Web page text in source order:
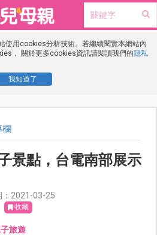
使用cookies分析技術。若繼續閱覽本網站內
， 關於更多cookies資訊請閱讀我們的隱私
我知道了
欄
景點，台電南部展示
：2021-03-25
收藏
旅遊